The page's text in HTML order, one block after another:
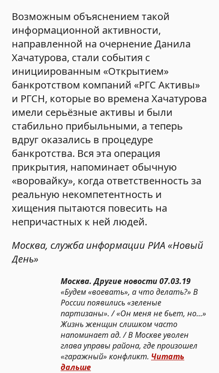
Возможным объяснением такой
информационной активности,
направленной на очернение Данила
Хачатурова, стали события с
инициированным «Открытием»
банкротством компаний «РГС Активы»
и РГСН, которые во времена Хачатурова
имели серьёзные активы и были
стабильно прибыльными, а теперь
вдруг оказались в процедуре
банкротства. Вся эта операция
прикрытия, напоминает обычную
«воровайку», когда ответственность за
реальную некомпетентность и
хищения пытаются повесить на
непричастных к ней людей.
Москва, служба информации РИА «Новый
День»
Москва. Другие новости 07.03.19
«Будем «воевать», а что делать?» В
России появились «зеленые
партизаны». / «Он меня не бьет, но…»
Жизнь женщин слишком часто
напоминает ад. / В Москве уволен
глава управы района, где произошел
«гаражный» конфликт. Читать
дальше